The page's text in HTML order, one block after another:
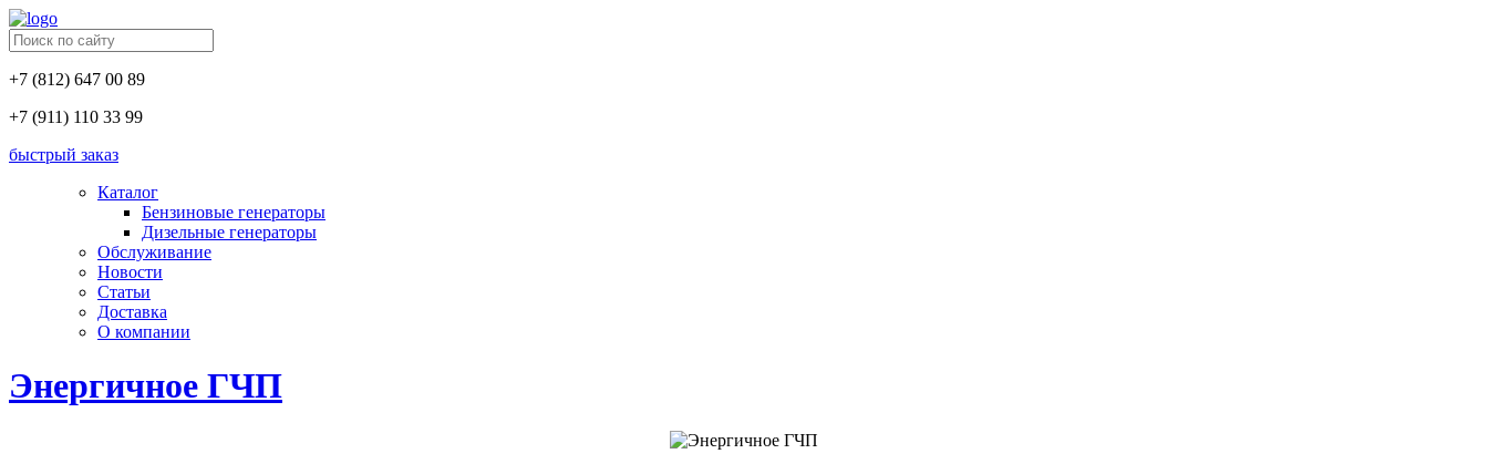
+7 (812) 647 00 89
+7 (911) 110 33 99
быстрый заказ
Каталог
Бензиновые генераторы
Дизельные генераторы
Обслуживание
Новости
Статьи
Доставка
О компании
Энергичное ГЧП